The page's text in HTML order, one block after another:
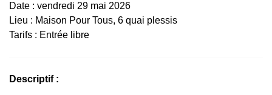
Date : vendredi 29 mai 2026
Lieu : Maison Pour Tous, 6 quai plessis
Tarifs : Entrée libre
Descriptif :